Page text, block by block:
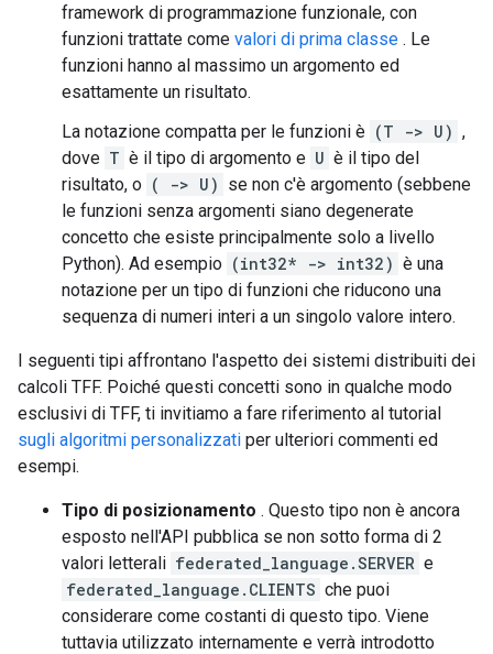
framework di programmazione funzionale, con
funzioni trattate come valori di prima classe . Le
funzioni hanno al massimo un argomento ed
esattamente un risultato.
La notazione compatta per le funzioni è (T -> U) ,
dove T è il tipo di argomento e U è il tipo del
risultato, o ( -> U) se non c'è argomento (sebbene
le funzioni senza argomenti siano degenerate
concetto che esiste principalmente solo a livello
Python). Ad esempio (int32* -> int32) è una
notazione per un tipo di funzioni che riducono una
sequenza di numeri interi a un singolo valore intero.
I seguenti tipi affrontano l'aspetto dei sistemi distribuiti dei
calcoli TFF. Poiché questi concetti sono in qualche modo
esclusivi di TFF, ti invitiamo a fare riferimento al tutorial
sugli algoritmi personalizzati per ulteriori commenti ed
esempi.
Tipo di posizionamento . Questo tipo non è ancora
esposto nell'API pubblica se non sotto forma di 2
valori letterali federated_language.SERVER e
federated_language.CLIENTS che puoi
considerare come costanti di questo tipo. Viene
tuttavia utilizzato internamente e verrà introdotto